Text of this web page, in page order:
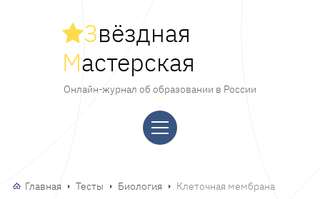
Звёздная
Мастерская
Онлайн-журнал об образовании в России
Главная Тесты Биология Клеточная мембрана